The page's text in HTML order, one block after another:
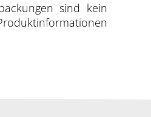
sind kein